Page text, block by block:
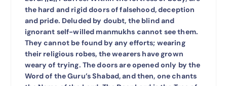
the hard and rigid doors of falsehood, deception
and pride. Deluded by doubt, the blind and
ignorant self-willed manmukhs cannot see them.
They cannot be found by any efforts; wearing
their religious robes, the wearers have grown
weary of trying. The doors are opened only by the
Word of the Guru’s Shabad, and then, one chants